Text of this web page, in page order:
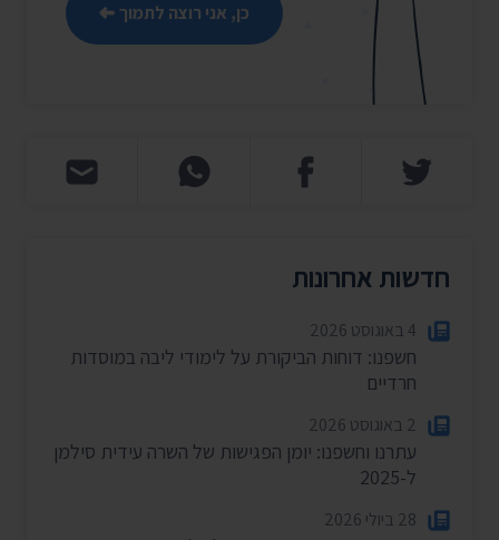
כן, אני רוצה לתמוך
חדשות אחרונות
4 באוגוסט 2026
חשפנו: דוחות הביקורת על לימודי ליבה במוסדות
חרדיים
2 באוגוסט 2026
עתרנו וחשפנו: יומן הפגישות של השרה עידית סילמן
ל-2025
28 ביולי 2026